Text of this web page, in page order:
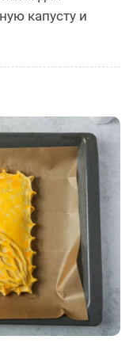
капусту и